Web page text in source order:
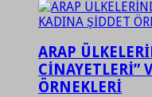
ARAP
CİNAYETLERİ”
ÖRNEKLERİ